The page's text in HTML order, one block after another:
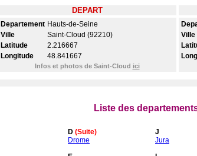
DEPART
Departement Hauts-de-Seine
Ville
Saint-Cloud (92210)
Latitude
2.216667
Longitude
48.841667
Infos et photos de Saint-Cloud ici
Ville
Liste des
D (Suite)
Drome
J
Jura